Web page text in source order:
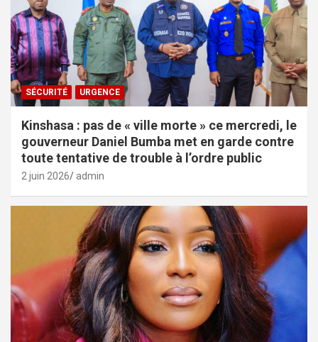
SÉCURITÉ URGENCE
Kinshasa : pas de « ville morte » ce mercredi, le
gouverneur Daniel Bumba met en garde contre
toute tentative de trouble à l’ordre public
2 juin 2026 admin